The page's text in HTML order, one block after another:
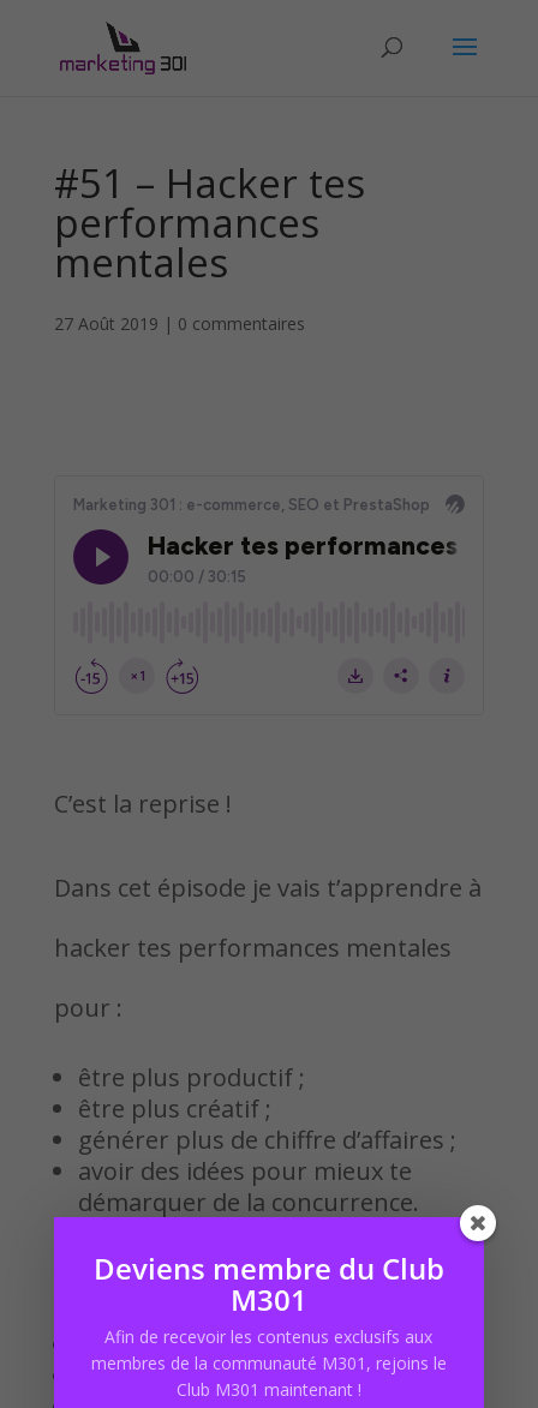
#51 – Hacker tes
performances
mentales
27 Août 2019 | 0 commentaires
C’est la reprise !
Dans cet épisode je vais t’apprendre à
hacker tes performances mentales
pour :
être plus productif ;
être plus créatif ;
générer plus de chiffre d’affaires ;
avoir des idées pour mieux te
démarquer de la concurrence.
Les ressources citées :
Jass_life
Quantified Mind
Deviens membre du Club
M301
Afin de recevoir les contenus exclusifs aux
membres de la communauté M301, rejoins le
Club M301 maintenant !